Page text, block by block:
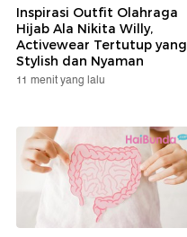
Inspirasi Outfit Olahraga
Hijab Ala Nikita Willy,
Activewear Tertutup yang
Stylish dan Nyaman
11 menit yang lalu